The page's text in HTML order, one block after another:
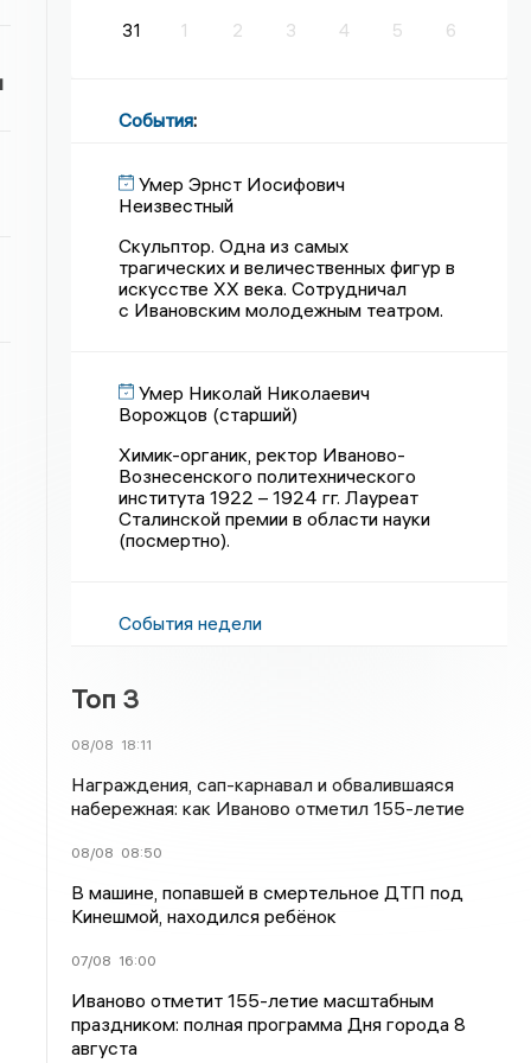
31
1 2 3 4 5 6
События:
Умер Эрнст Иосифович
Неизвестный
Скульптор. Одна из самых
трагических и величественных фигур в
искусстве XX века. Сотрудничал
с Ивановским молодежным театром.
Умер Николай Николаевич
Ворожцов (старший)
Химик-органик, ректор Иваново-
Вознесенского политехнического
института 1922 – 1924 гг. Лауреат
Сталинской премии в области науки
(посмертно).
События недели
Топ 3
08/08 18:11
Награждения, сап-карнавал и обвалившаяся
набережная: как Иваново отметил 155-летие
08/08 08:50
В машине, попавшей в смертельное ДТП под
Кинешмой, находился ребёнок
07/08 16:00
Иваново отметит 155-летие масштабным
праздником: полная программа Дня города 8
августа